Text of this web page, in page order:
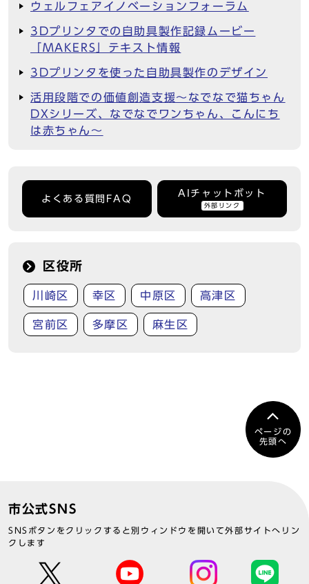
ウェルフェアイノベーションフォーラム
3Dプリンタでの自助具製作記録ムービー
「MAKERS」テキスト情報
3Dプリンタを使った自助具製作のデザイン
活用段階での価値創造支援～なでなで猫ちゃん
DXシリーズ、なでなでワンちゃん、こんにち
は赤ちゃん～
よくある質問FAQ
AIチャットボット
外部リンク
区役所
川崎区 幸区 中原区 高津区
宮前区 多摩区 麻生区
ページの
先頭へ
市公式SNS
SNSボタンをクリックすると別ウィンドウを開いて外部サイトへリン
クします